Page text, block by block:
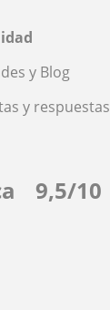
y Blog
y respuestas
9,5/10